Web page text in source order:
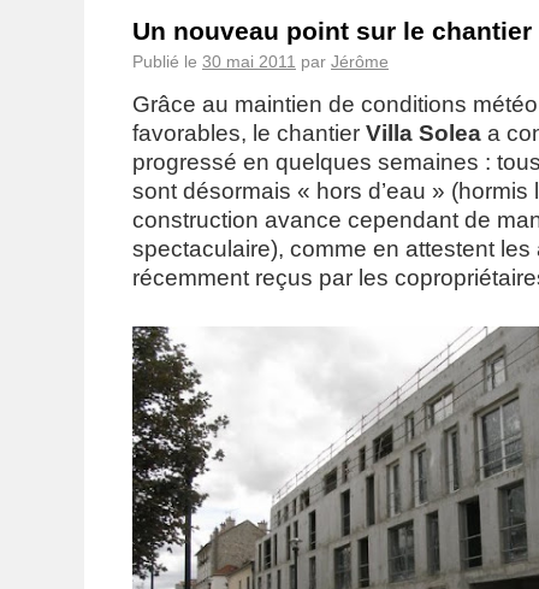
Un nouveau point sur le chantier
Publié le 30 mai 2011 par Jérôme
Grâce au maintien de conditions
favorables, le chantier Villa Solea a
progressé en quelques semaines :
sont désormais « hors d’eau » (hormis
construction avance cependant de
spectaculaire), comme en attestent
récemment reçus par les